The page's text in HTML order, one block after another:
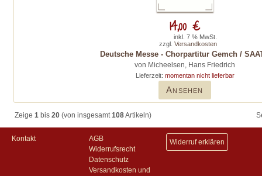
Deutsche Messe - Chorpartitur Gemch /
von Micheelsen, Hans Friedrich
Lieferzeit: momentan nicht lieferbar
Ansehen
14,00 €
inkl. 7 % MwSt.
zzgl. Versandkosten
Zeige 1 bis 20 (von insgesamt108Artikeln)
Kontakt
AGB
Widerrufsrecht
Datenschutz
Versandkosten und
Widerruf erklären